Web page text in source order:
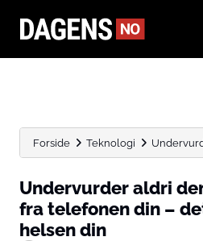
Forside Teknologi
Undervurder aldri
fra telefonen din –
helsen din